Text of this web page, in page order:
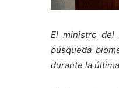
El ministro del
búsqueda
durante la